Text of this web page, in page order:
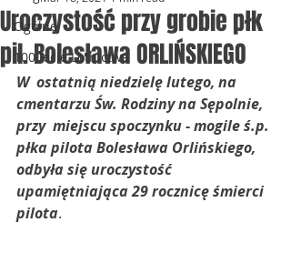
Ogólne
100 lecie Lotnictwa
Uroczystość przy grobie płk
pil. Bolesława ORLIŃSKIEGO
W  ostatnią niedzielę lutego, na
cmentarzu Św. Rodziny na Sępolnie,
przy  miejscu spoczynku - mogile ś.p.
płka pilota Bolesława Orlińskiego,
odbyła się uroczystość
upamiętniająca 29 rocznicę śmierci
pilota.